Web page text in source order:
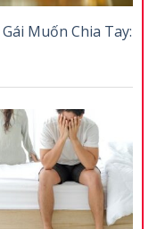
Muốn Chia Tay: